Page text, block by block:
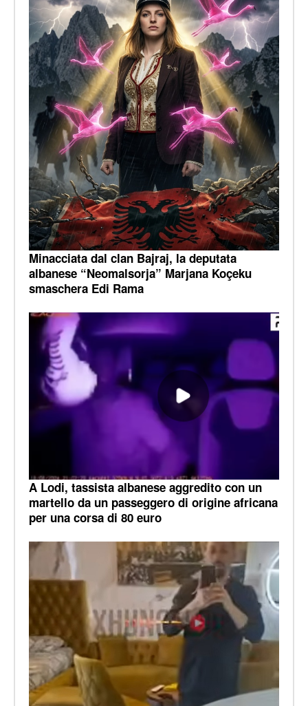
Minacciata dal clan Bajraj, la deputata
albanese “Neomalsorja” Marjana Koçeku
smaschera Edi Rama
A Lodi, tassista albanese aggredito con un
martello da un passeggero di origine africana
per una corsa di 80 euro